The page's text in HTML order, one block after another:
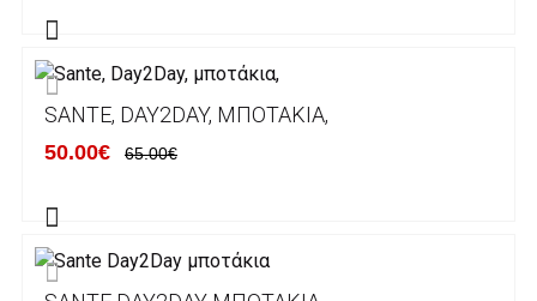
ΕΞΟΔΑ ΑΠΟΣΤΟΛΗΣ
ΕΛΛΑΔΑ
μεταφορικών 2€ για αγορές κάτω των 50€
SANTE, DAY2DAY, ΜΠΟΤΆΚΙΑ,
50.00€ 65.00€